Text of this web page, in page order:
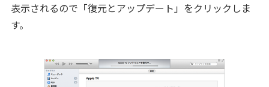
表示されるので「復元とアップデート」をクリックしま
す。